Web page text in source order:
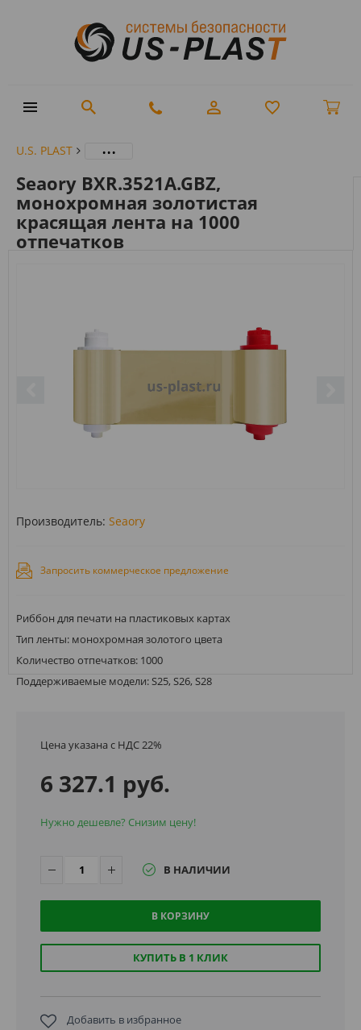
U.S. PLAST ...
Seaory BXR.3521A.GBZ,
монохромная золотистая
красящая лента на 1000
отпечатков
Производитель: Seaory
Запросить коммерческое предложение
Риббон для печати на пластиковых картах
Тип ленты: монохромная золотого цвета
Количество отпечатков: 1000
Поддерживаемые модели: S25, S26, S28
Цена указана с НДС 22%
6 327.1 руб.
Нужно дешевле? Снизим цену!
В НАЛИЧИИ
В КОРЗИНУ
КУПИТЬ В 1 КЛИК
Добавить в избранное